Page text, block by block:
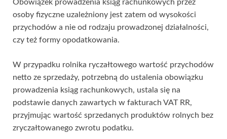
Obowiązek prowadzenia ksiąg rachunkowych przez
osoby fizyczne uzależniony jest zatem od wysokości
przychodów a nie od rodzaju prowadzonej działalności,
czy też formy opodatkowania.
W przypadku rolnika ryczałtowego wartość przychodów
netto ze sprzedaży, potrzebną do ustalenia obowiązku
prowadzenia ksiąg rachunkowych, ustala się na
podstawie danych zawartych w fakturach VAT RR,
przyjmując wartość sprzedanych produktów rolnych bez
zryczałtowanego zwrotu podatku.